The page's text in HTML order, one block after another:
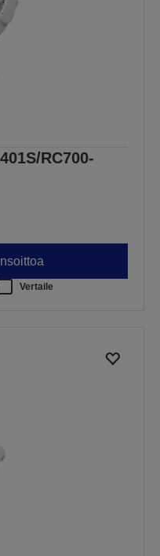
RC700-
Vertaile